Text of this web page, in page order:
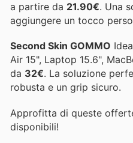
a partire da 21.90€. Una
aggiungere un tocco
Second Skin GOMMO
Air 15", Laptop 15.6",
da 32€. La soluzione
robusta e un grip sicuro.
Approfitta di queste
disponibili!